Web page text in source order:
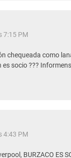
7:15 PM
chequeada como
es socio ???
4:43 PM
BURZACO ES